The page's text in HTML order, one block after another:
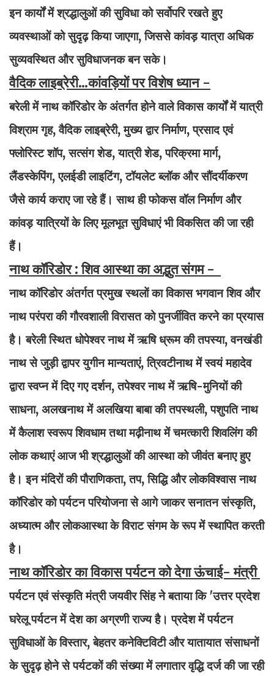
इन कार्यों में श्रद्धालुओं की सुविधा को सर्वोपरि रखते हुए
व्यवस्थाओं को सुदृढ़ किया जाएगा, जिससे कांवड़ यात्रा अधिक
सुव्यवस्थित और सुविधाजनक बन सके।
वैदिक लाइब्रेरी...कांवड़ियों पर विशेष ध्यान -
बरेली में नाथ कॉरिडोर के अंतर्गत होने वाले विकास कार्यों में यात्री
विश्राम गृह, वैदिक लाइब्रेरी, मुख्य द्वार निर्माण, प्रसाद एवं
फ्लोरिस्ट शॉप, सत्संग शेड, यात्री शेड, परिक्रमा मार्ग,
लैंडस्केपिंग, एलईडी लाइटिंग, टॉयलेट ब्लॉक और सौंदर्यीकरण
जैसे कार्य कराए जा रहे हैं। साथ ही फोकस वॉल निर्माण और
कांवड़ यात्रियों के लिए मूलभूत सुविधाएं भी विकसित की जा रही
हैं।
नाथ कॉरिडोर : शिव आस्था का अद्भुत संगम -
नाथ कॉरिडोर अंतर्गत प्रमुख स्थलों का विकास भगवान शिव और
नाथ परंपरा की गौरवशाली विरासत को पुनर्जीवित करने का प्रयास
है। बरेली स्थित धोपेश्वर नाथ में ऋषि ध्रूम की तपस्या, वनखंडी
नाथ से जुड़ी द्वापर युगीन मान्यताएं, त्रिवटीनाथ में स्वयं महादेव
द्वारा स्वप्न में दिए गए दर्शन, तपेश्वर नाथ में ऋषि-मुनियों की
साधना, अलखनाथ में अलखिया बाबा की तपस्थली, पशुपति नाथ
में कैलाश स्वरूप शिवधाम तथा मढ़ीनाथ में चमत्कारी शिवलिंग की
लोक कथाएं आज भी श्रद्धालुओं की आस्था को जीवंत बनाए हुए
है। इन मंदिरों की पौराणिकता, तप, सिद्धि और लोकविश्वास नाथ
कॉरिडोर को पर्यटन परियोजना से आगे जाकर सनातन संस्कृति,
अध्यात्म और लोकआस्था के विराट संगम के रूप में स्थापित करती
है।
नाथ कॉरिडोर का विकास पर्यटन को देगा ऊंचाई- मंत्री
पर्यटन एवं संस्कृति मंत्री जयवीर सिंह ने बताया कि 'उत्तर प्रदेश
घरेलू पर्यटन में देश का अग्रणी राज्य है। प्रदेश में पर्यटन
सुविधाओं के विस्तार, बेहतर कनेक्टिविटी और यातायात संसाधनों
के सुदृढ़ होने से पर्यटकों की संख्या में लगातार वृद्धि दर्ज की जा रही